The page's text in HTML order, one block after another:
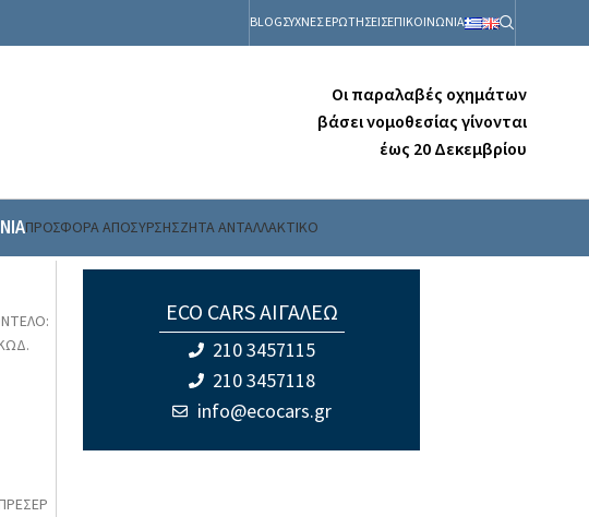
BLOGΣΥΧΝΕΣ ΕΡΩΤΗΣΕΙΣΕΠΙΚΟΙΝΩΝΙΑ
Οι παραλαβές οχημάτων
βάσει νομοθεσίας γίνονται
έως 20 Δεκεμβρίου
ΠΡΟΣΦΟΡΑ ΑΠΟΣΥΡΣΗΣΖΗΤΑ ΑΝΤΑΛΛΑΚΤΙΚΟ
ECO CARS ΑΙΓΑΛΕΩ
210 3457115
210 3457118
info@ecocars.gr